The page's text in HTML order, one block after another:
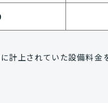
上されていた設備料金